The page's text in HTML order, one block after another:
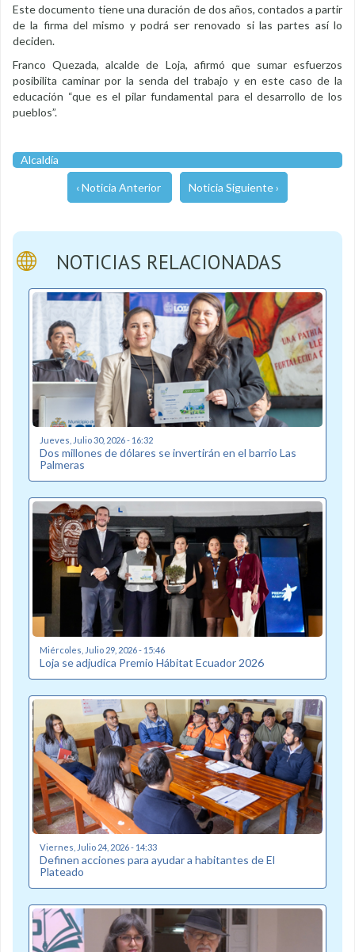
Este documento tiene una duración de dos años, contados a partir
de la firma del mismo y podrá ser renovado si las partes así lo
deciden.
Franco Quezada, alcalde de Loja, afirmó que sumar esfuerzos
posibilita caminar por la senda del trabajo y en este caso de la
educación “que es el pilar fundamental para el desarrollo de los
pueblos”.
Alcaldía
‹ Noticia Anterior Noticia Siguiente ›
NOTICIAS RELACIONADAS
Jueves, Julio 30, 2026 - 16:32
Dos millones de dólares se invertirán en el barrio Las
Palmeras
Miércoles, Julio 29, 2026 - 15:46
Loja se adjudica Premio Hábitat Ecuador 2026
Viernes, Julio 24, 2026 - 14:33
Definen acciones para ayudar a habitantes de El
Plateado